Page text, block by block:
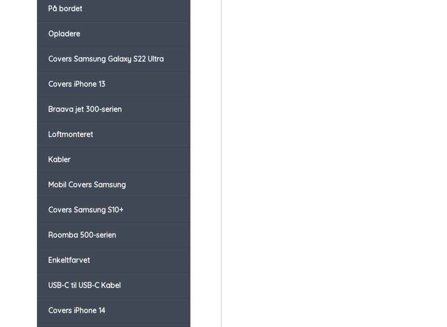
På bordet
Opladere
Covers Samsung Galaxy S22 Ultra
Covers iPhone 13
Braava jet 300-serien
Loftmonteret
Kabler
Mobil Covers Samsung
Covers Samsung S10+
Roomba 500-serien
Enkeltfarvet
USB-C til USB-C Kabel
Covers iPhone 14